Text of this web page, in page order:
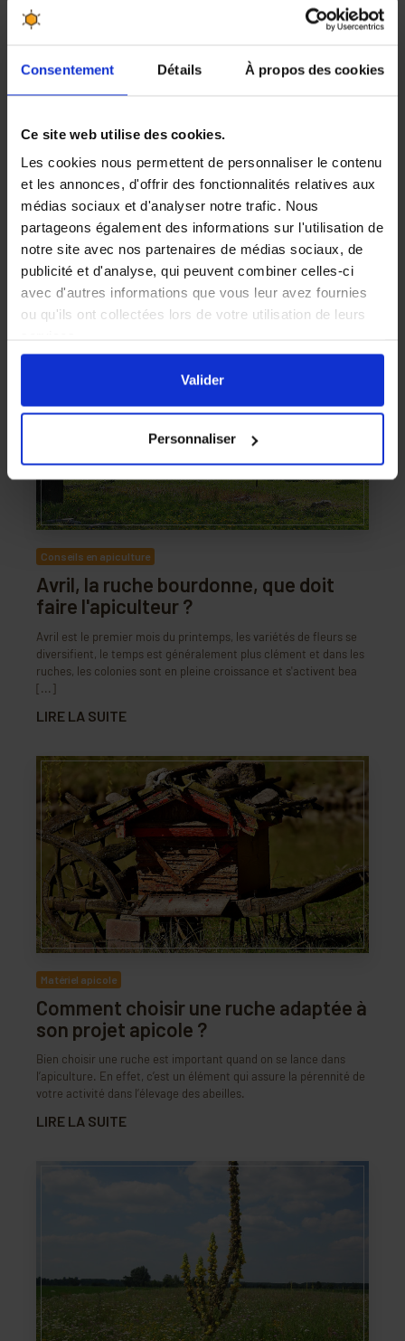
Consentement Détails À propos des cookies
Ce site web utilise des cookies.
Les cookies nous permettent de personnaliser le contenu
et les annonces, d'offrir des fonctionnalités relatives aux
médias sociaux et d'analyser notre trafic. Nous
partageons également des informations sur l'utilisation de
notre site avec nos partenaires de médias sociaux, de
publicité et d'analyse, qui peuvent combiner celles-ci
avec d'autres informations que vous leur avez fournies
ou qu'ils ont collectées lors de votre utilisation de leurs
En cliquant sur le boutonValidervous acceptez
l'ensemble des cookies de notre site ainsi que ceux de
nos partenaires. Vous pouvez également choisir les
Valider
Personnaliser
Autour du rucher
Plante mellifère : Cosmos sulfureux
(Cosmos sulphureus)
Découvrez les caractéristiques de la plante mellifère de la
famille des Asteraceae, le Cosmos Sulfureux.
LIRE LA SUITE
Conseils en apiculture
Avril, la ruche bourdonne, que doit
faire l'apiculteur ?
Avril est le premier mois du printemps, les variétés de fleurs se
diversifient, le temps est généralement plus clément et dans les
ruches, les colonies sont en pleine croissance et s'activent bea
[...]
LIRE LA SUITE
Matériel apicole
Comment choisir une ruche adaptée à
son projet apicole ?
Bien choisir une ruche est important quand on se lance dans
l’apiculture. En effet, c’est un élément qui assure la pérennité de
votre activité dans l’élevage des abeilles.
LIRE LA SUITE